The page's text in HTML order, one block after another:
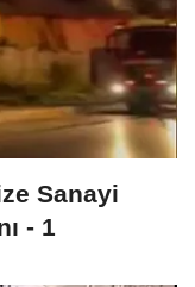
Sanayi
- 1